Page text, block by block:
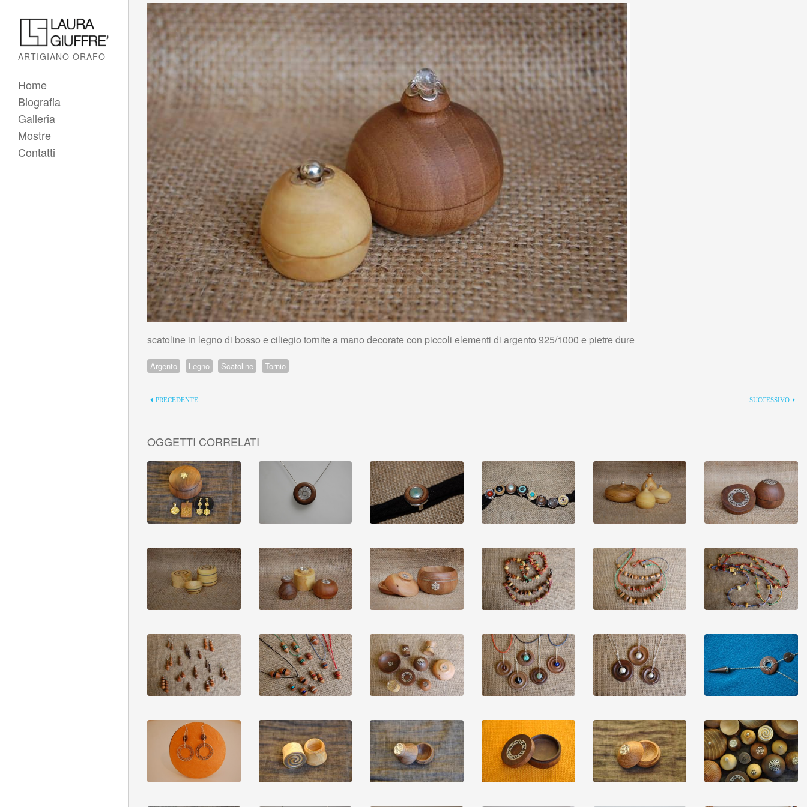
ARTIGIANO ORAFO
Home
Biografia
Galleria
Mostre
Contatti
scatoline in legno di bosso e ciliegio tornite a mano decorate con piccoli elementi di argento 925/1000 e pietre dure
Argento Legno Scatoline Tornio
PRECEDENTE SUCCESSIVO
OGGETTI CORRELATI
Vedi dettaglio Vedi dettaglio Vedi dettaglio Vedi dettaglio Vedi dettaglio Vedi dettaglio
Vedi dettaglio Vedi dettaglio Vedi dettaglio Vedi dettaglio Vedi dettaglio Vedi dettaglio
Vedi dettaglio Vedi dettaglio Vedi dettaglio Vedi dettaglio Vedi dettaglio Vedi dettaglio
Vedi dettaglio Vedi dettaglio Vedi dettaglio Vedi dettaglio Vedi dettaglio Vedi dettaglio